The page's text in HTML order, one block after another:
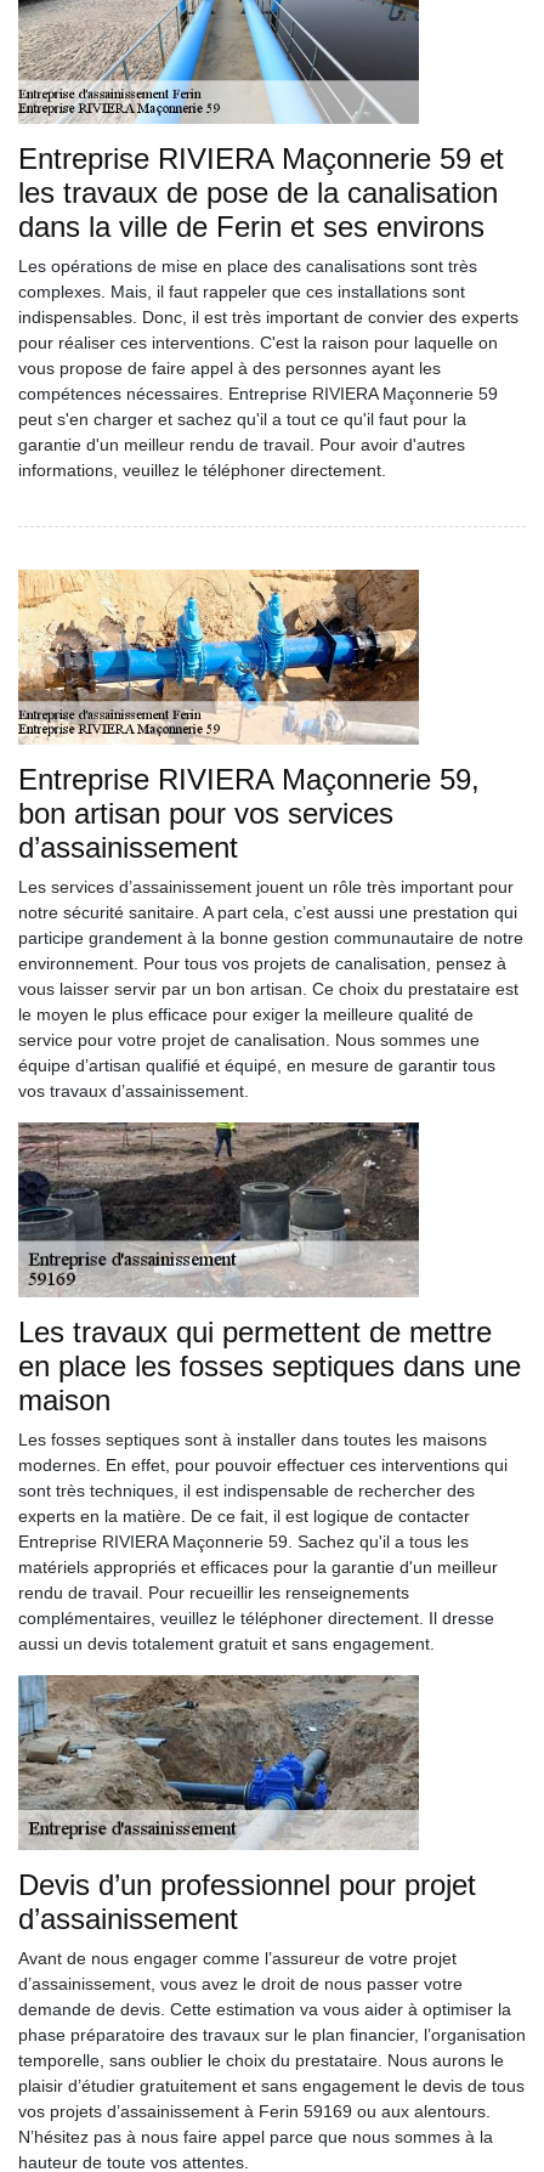
Entreprise RIVIERA Maçonnerie 59 et
les travaux de pose de la canalisation
dans la ville de Ferin et ses environs
Les opérations de mise en place des canalisations sont très
complexes. Mais, il faut rappeler que ces installations sont
indispensables. Donc, il est très important de convier des experts
pour réaliser ces interventions. C'est la raison pour laquelle on
vous propose de faire appel à des personnes ayant les
compétences nécessaires. Entreprise RIVIERA Maçonnerie 59
peut s'en charger et sachez qu'il a tout ce qu'il faut pour la
garantie d'un meilleur rendu de travail. Pour avoir d'autres
informations, veuillez le téléphoner directement.
Entreprise RIVIERA Maçonnerie 59,
bon artisan pour vos services
d’assainissement
Les services d’assainissement jouent un rôle très important pour
notre sécurité sanitaire. A part cela, c’est aussi une prestation qui
participe grandement à la bonne gestion communautaire de notre
environnement. Pour tous vos projets de canalisation, pensez à
vous laisser servir par un bon artisan. Ce choix du prestataire est
le moyen le plus efficace pour exiger la meilleure qualité de
service pour votre projet de canalisation. Nous sommes une
équipe d’artisan qualifié et équipé, en mesure de garantir tous
vos travaux d’assainissement.
Les travaux qui permettent de mettre
en place les fosses septiques dans une
maison
Les fosses septiques sont à installer dans toutes les maisons
modernes. En effet, pour pouvoir effectuer ces interventions qui
sont très techniques, il est indispensable de rechercher des
experts en la matière. De ce fait, il est logique de contacter
Entreprise RIVIERA Maçonnerie 59. Sachez qu'il a tous les
matériels appropriés et efficaces pour la garantie d'un meilleur
rendu de travail. Pour recueillir les renseignements
complémentaires, veuillez le téléphoner directement. Il dresse
aussi un devis totalement gratuit et sans engagement.
Devis d’un professionnel pour projet
d’assainissement
Avant de nous engager comme l’assureur de votre projet
d’assainissement, vous avez le droit de nous passer votre
demande de devis. Cette estimation va vous aider à optimiser la
phase préparatoire des travaux sur le plan financier, l’organisation
temporelle, sans oublier le choix du prestataire. Nous aurons le
plaisir d’étudier gratuitement et sans engagement le devis de tous
vos projets d’assainissement à Ferin 59169 ou aux alentours.
N’hésitez pas à nous faire appel parce que nous sommes à la
hauteur de toute vos attentes.